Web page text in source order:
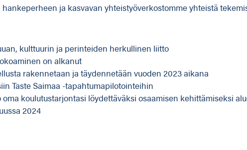
ja kasvavan yhteistyöverkostomme yhteistä
kulttuurin ja perinteiden herkullinen liitto
on alkanut
rakennetaan ja täydennetään vuoden 2023 aikana
Taste Saimaa -tapahtumapilotointeihin
koulutustarjontasi löydettäväksi osaamisen kehittämiseksi
2024